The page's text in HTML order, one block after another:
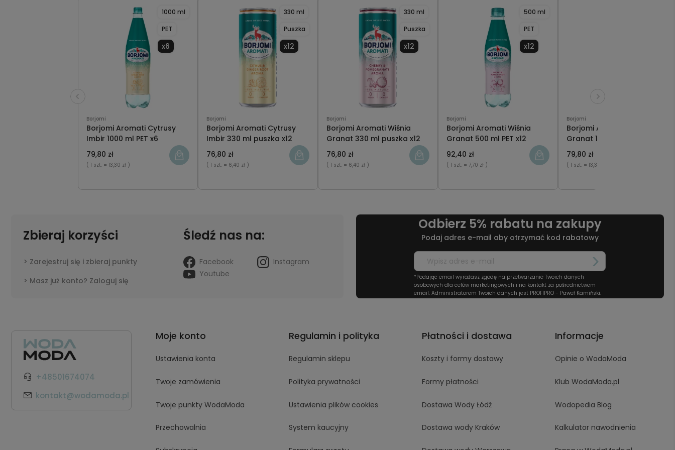
Borjomi
Borjomi Aromati Cytrusy
Imbir 1000 ml PET x6
1000 ml
PET
x6
79,80 zł
( 1 szt. = 13,30 zł )
Borjomi
Borjomi Aromati Cytrusy
Imbir 330 ml puszka x12
330 ml
Puszka
x12
76,80 zł
( 1 szt. = 6,40 zł )
Borjomi
Borjomi Aromati Wiśnia
Granat 330 ml puszka x12
330 ml
Puszka
x12
76,80 zł
( 1 szt. = 6,40 zł )
Borjomi
Borjomi Aromati Wiśnia
Granat 500 ml PET x12
500 ml
PET
x12
92,40 zł
( 1 szt. = 7,70 zł )
Borjomi
Borjomi Aromati Wiśnia
Granat 1000 ml PET x6
79,80 zł
( 1 szt. = 13,30 zł )
Zbieraj korzyści
Zarejestruj się i zbieraj punkty
Masz już konto? Zaloguj się
Śledź nas na:
Facebook
Instagram
Youtube
Odbierz 5% rabatu na zakupy
Podaj adres e-mail aby otrzymać kod rabatowy
*Podając email wyrażasz zgodę na przetwarzanie Twoich danych
osobowych dla celów marketingowych i na kontakt za pośrednictwem
email. Administratorem Twoich danych jest PROFIPRO - Paweł Kamiński.
+48501674074
kontakt@wodamoda.pl
Moje konto
Ustawienia konta
Twoje zamówienia
Twoje punkty WodaModa
Przechowalnia
Regulamin i polityka
Regulamin sklepu
Polityka prywatności
Ustawienia plików cookies
System kaucyjny
Płatności i dostawa
Koszty i formy dostawy
Formy płatności
Dostawa Wody Łódź
Dostawa wody Kraków
Informacje
Opinie o WodaModa
Klub WodaModa.pl
Wodopedia Blog
Kalkulator nawodnienia